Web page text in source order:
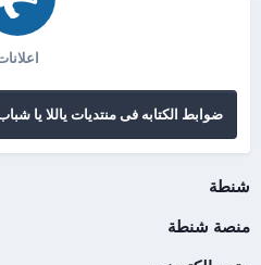
اعلانات
ضوابط الكتابه فى منتديات ياللا يا شباب
شنطة
منصة شنطة